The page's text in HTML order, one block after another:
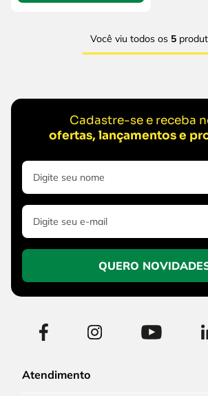
Você viu todos os 5
Cadastre-se e receba
ofertas, lançamentos e
QUERO
Atendimento